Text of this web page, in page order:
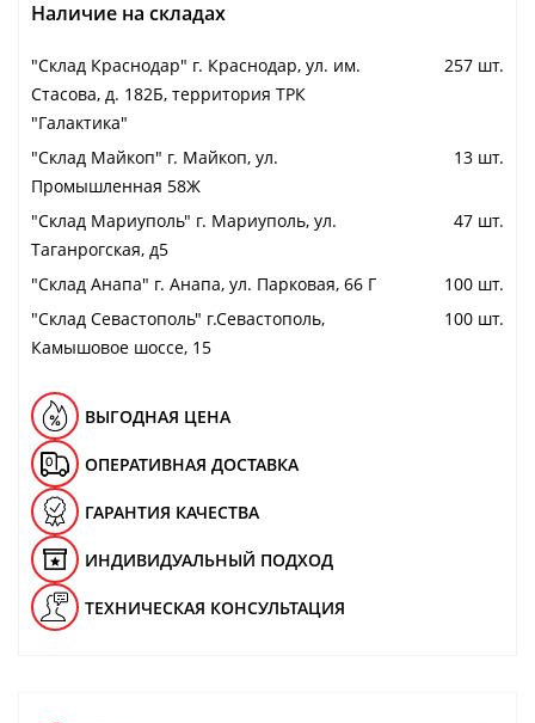
Наличие на складах
"Cклад Краснодар" г. Краснодар, ул. им.
Стасова, д. 182Б, территория ТРК
"Галактика"
257 шт.
"Cклад Майкоп" г. Майкоп, ул.
Промышленная 58Ж
13 шт.
"Cклад Мариуполь" г. Мариуполь, ул.
Таганрогская, д5
47 шт.
"Cклад Анапа" г. Анапа, ул. Парковая, 66 Г
100 шт.
"Cклад Севастополь" г.Севастополь,
Камышовое шоссе, 15
100 шт.
ВЫГОДНАЯ ЦЕНА
ОПЕРАТИВНАЯ ДОСТАВКА
ГАРАНТИЯ КАЧЕСТВА
ИНДИВИДУАЛЬНЫЙ ПОДХОД
ТЕХНИЧЕСКАЯ КОНСУЛЬТАЦИЯ